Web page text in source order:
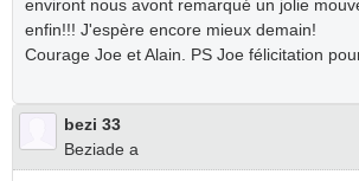
environt nous avont remarqué un jolie
enfin!!! J'espère encore mieux demain!
Courage Joe et Alain. PS Joe félicitation
bezi 33
Beziade a